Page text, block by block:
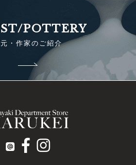
POTTERY
・作家のご紹介